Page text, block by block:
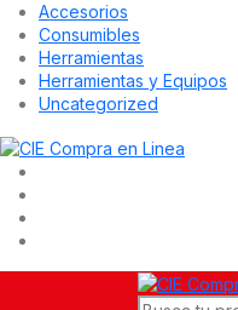
Accesorios
Consumibles
Herramientas
Herramientas y Equipos
Uncategorized